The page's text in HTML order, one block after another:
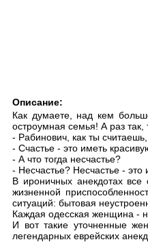
Описание:
Как думаете, над кем
остроумная семья! А раз
- Рабинович, как ты считаешь,
- Счастье - это иметь
- А что тогда несчастье?
- Несчастье? Несчастье - это
В ироничных анекдотах все
жизненной
ситуаций: бытовая
Каждая одесская женщина -
И вот такие уточненные
легендарных еврейских